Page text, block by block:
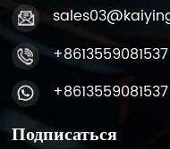
+8613559081537
+8613559081537
Подписаться